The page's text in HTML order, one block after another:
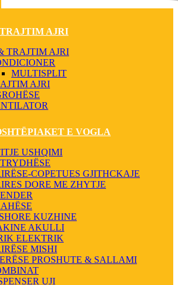
AJRI
TRAJTIM AJRI
MULTISPLIT
AJRI
E VOGLA
USHQIMI
COPETUES GJITHCKAJE
DORE ME ZHYTJE
KUZHINE
AKULLI
ELEKTRIK
MISHI
PROSHUTE & SALLAMI
UJI